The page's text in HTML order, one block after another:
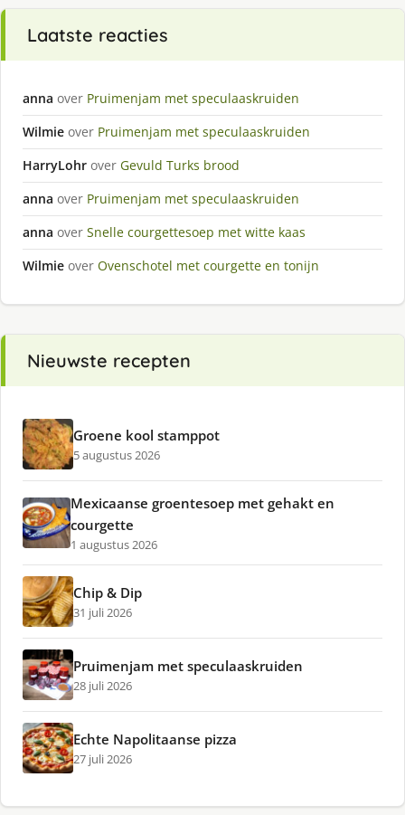
Laatste reacties
anna over Pruimenjam met speculaaskruiden
Wilmie over Pruimenjam met speculaaskruiden
HarryLohr over Gevuld Turks brood
anna over Pruimenjam met speculaaskruiden
anna over Snelle courgettesoep met witte kaas
Wilmie over Ovenschotel met courgette en tonijn
Nieuwste recepten
Groene kool stamppot
5 augustus 2026
Mexicaanse groentesoep met gehakt en
courgette
1 augustus 2026
Chip & Dip
31 juli 2026
Pruimenjam met speculaaskruiden
28 juli 2026
Echte Napolitaanse pizza
27 juli 2026